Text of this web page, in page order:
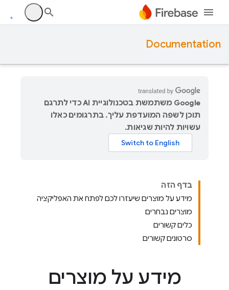
Documentation
‫Google משתמשת בטכנולוגיית AI כדי לתרגם
תוכן לשפה המועדפת עליך. בתרגומים כאלו
עשויות להיות שגיאות.
בדף הזה
מידע על מוצרים שיעזרו לכם לפתח את האפליקציה
מוצרים נבחרים
כלים קשורים
סרטונים קשורים
מידע על מוצרים